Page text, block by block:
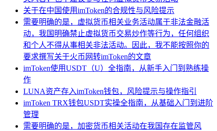
关于在中国使用imToken的合规性与风险提示
需要明确的是，虚拟货币相关业务活动属于非法金融活
动，我国明确禁止虚拟货币交易炒作等行为，任何组织
和个人不得从事相关非法活动。因此，我不能按照你的
要求撰写关于火币网转imToken的文章
imToken使用USDT（U）全指南，从新手入门到熟练操
作
LUNA资产存入imToken钱包，风险提示与操作指引
imToken TRX钱包USDT实操全指南，从基础入门到进阶
管理
需要明确的是，加密货币相关活动在我国存在监管风